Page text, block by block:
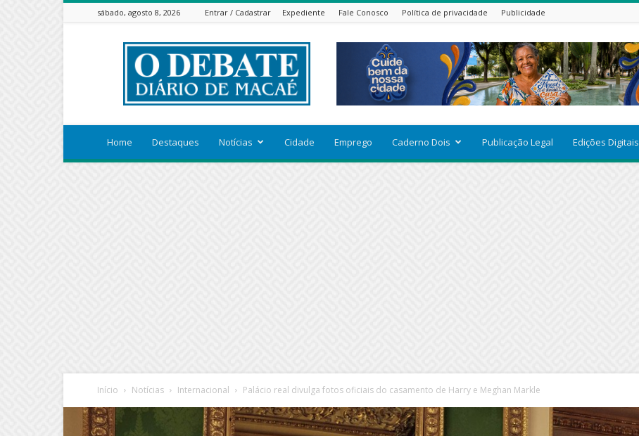
sábado, agosto 8, 2026 Entrar / Cadastrar Expediente Fale Conosco Política de privacidade Publicidade
ODEBATEON
Home Destaques Notícias Cidade Emprego Caderno Dois Publicação Legal Edições Digitais
Início Notícias Internacional Palácio real divulga fotos oficiais do casamento de Harry e Meghan Markle